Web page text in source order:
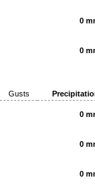
0
0
Gusts
0
0
0